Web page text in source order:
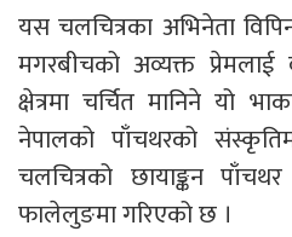
यस चलचित्रका अभिनेता
मगरबीचको अव्यक्त
क्षेत्रमा चर्चित मानिने यो
नेपालको पाँचथरको
चलचित्रको छायाङ्कन
फालेलुङमा गरिएको छ ।